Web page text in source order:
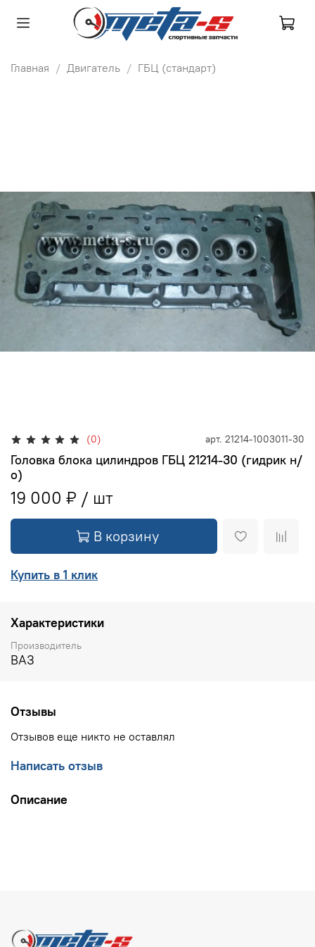
Главная Двигатель ГБЦ (стандарт)
(0) арт. 21214-1003011-30
Головка блока цилиндров ГБЦ 21214-30 (гидрик н/
о)
19 000 ₽
В корзину
Купить в 1 клик
Характеристики
Производитель
ВАЗ
Отзывы
Отзывов еще никто не оставлял
Написать отзыв
Описание